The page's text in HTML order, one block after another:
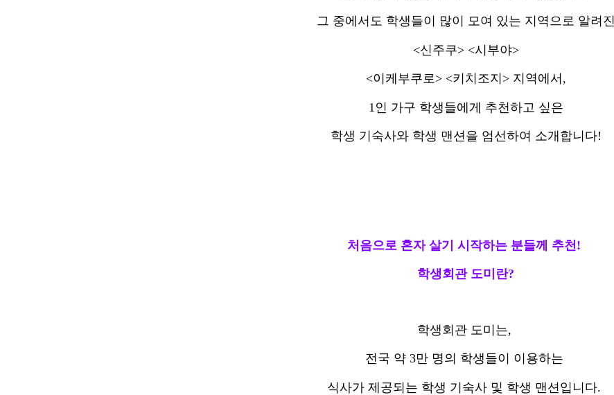
그 중에서도 학생들이 많이 모여 있는 지역으로 알려진
<신주쿠> <시부야>
<이케부쿠로> <키치조지> 지역에서,
1인 가구 학생들에게 추천하고 싶은
학생 기숙사와 학생 맨션을 엄선하여 소개합니다!
처음으로 혼자 살기 시작하는 분들께 추천!
학생회관 도미란?
학생회관 도미는,
전국 약 3만 명의 학생들이 이용하는
식사가 제공되는 학생 기숙사 및 학생 맨션입니다.